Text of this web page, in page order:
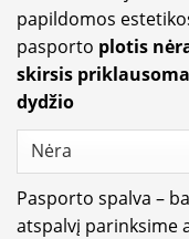
papildomos
pasporto plotis
skirsis
dydžio
Pasporto spalva –
atspalvį parinksime